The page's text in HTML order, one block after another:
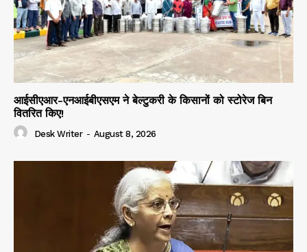
आईसीएआर-एनआईबीएसएम ने बेल्टुकरी के किसानों को स्टोरेज बिन
वितरित किए!
Desk Writer - August 8, 2026